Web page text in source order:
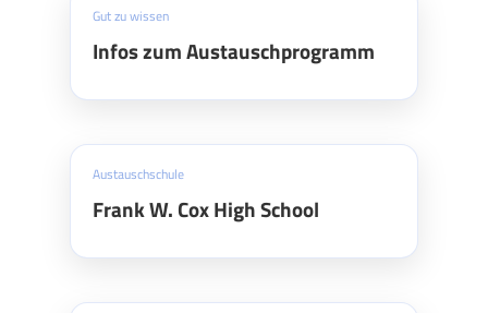
Gut zu wissen
Infos zum Austauschprogramm
Austauschschule
Frank W. Cox High School